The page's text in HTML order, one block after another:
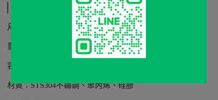
尺寸：高為333mm（手把舉起來時為398mm)*165mm
重量：1.58kg
容量：3.8L
材質：STS304不鏽鋼、聚丙烯、硅膠